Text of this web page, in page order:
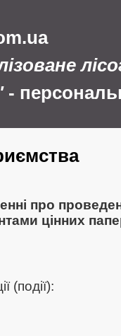
-
про
цінних
(події):